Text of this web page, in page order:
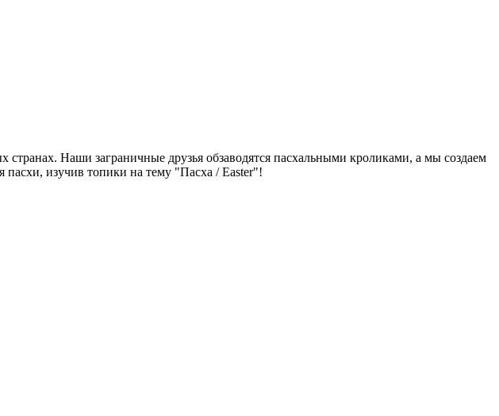
Наши заграничные друзья обзаводятся пасхальными кроликами, а мы создаем
изучив топики на тему "Пасха / Easter"!